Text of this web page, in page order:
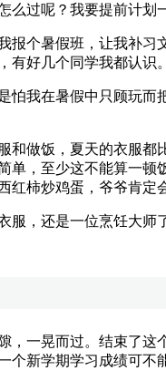
过呢？我要提前计划
个暑假班，让我补习
有好几个同学我都认识
我在暑假中只顾玩而
做饭，夏天的衣服都
单，至少这不能算一
红柿炒鸡蛋，爷爷肯定
，还是一位烹饪大师
一晃而过。结束了这
个新学期学习成绩可不